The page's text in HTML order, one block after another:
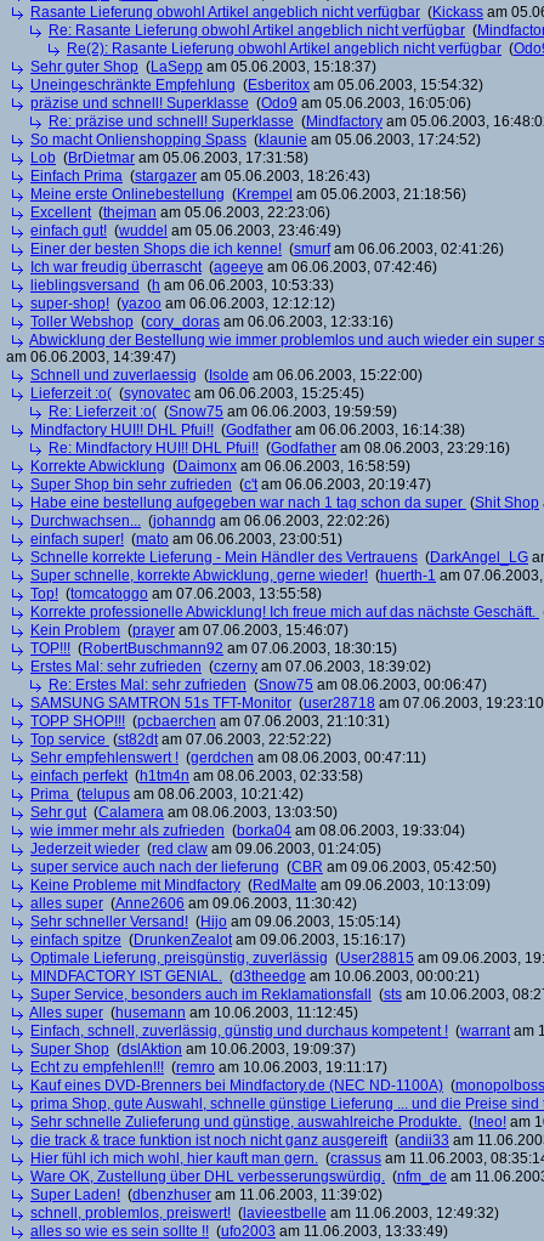
Rasante Lieferung obwohl Artikel angeblich nicht verfügbar (Kickass am
Re: Rasante Lieferung obwohl Artikel angeblich nicht verfügbar (
Re(2): Rasante Lieferung obwohl Artikel angeblich nicht verfügbar (
Sehr guter Shop (LaSepp am 05.06.2003, 15:18:37)
Uneingeschränkte Empfehlung (Esberitox am 05.06.2003, 15:54:32)
präzise und schnell! Superklasse (Odo9 am 05.06.2003, 16:05:06)
Re: präzise und schnell! Superklasse (Mindfactory am 05.06.2003,
So macht Onlienshopping Spass (klaunie am 05.06.2003, 17:24:52)
Lob (BrDietmar am 05.06.2003, 17:31:58)
Einfach Prima (stargazer am 05.06.2003, 18:26:43)
Meine erste Onlinebestellung (Krempel am 05.06.2003, 21:18:56)
Excellent(thejman am 05.06.2003, 22:23:06)
einfach gut! (wuddel am 05.06.2003, 23:46:49)
Einer der besten Shops die ich kenne! (smurfam 06.06.2003, 02:41:26)
Ich war freudig überrascht(ageeye am 06.06.2003, 07:42:46)
lieblingsversand (h am 06.06.2003, 10:53:33)
super-shop! (yazoo am 06.06.2003, 12:12:12)
Toller Webshop (cory_doras am 06.06.2003, 12:33:16)
Abwicklung der Bestellung wie immer problemlos und auch wieder ein
am 06.06.2003, 14:39:47)
Schnell und zuverlaessig ( Isolde am 06.06.2003, 15:22:00)
Lieferzeit :o( (synovatec am 06.06.2003, 15:25:45)
Re: Lieferzeit :o( (Snow75 am 06.06.2003, 19:59:59)
Mindfactory HUI!! DHL Pfui!! (Godfather am 06.06.2003, 16:14:38)
Re: Mindfactory HUI!! DHL Pfui!! (Godfather am 08.06.2003, 23:29:16)
Korrekte Abwicklung (Daimonx am 06.06.2003, 16:58:59)
Super Shop bin sehr zufrieden (c'tam 06.06.2003, 20:19:47)
Habe eine bestellung aufgegeben war nach 1 tag schon da super (Shit Shop
Durchwachsen... (johanndg am 06.06.2003, 22:02:26)
einfach super! (mato am 06.06.2003, 23:00:51)
Schnelle korrekte Lieferung - Mein Händler des Vertrauens (DarkAngel_LG
Super schnelle, korrekte Abwicklung, gerne wieder! (huerth-1 am
Top! (tomcatoggo am 07.06.2003, 13:55:58)
Korrekte professionelle Abwicklung! Ich freue mich auf das nächste Geschäft.
Kein Problem (prayer am 07.06.2003, 15:46:07)
TOP!!! (RobertBuschmann92 am 07.06.2003, 18:30:15)
Erstes Mal: sehr zufrieden (czerny am 07.06.2003, 18:39:02)
Re: Erstes Mal: sehr zufrieden (Snow75 am 08.06.2003, 00:06:47)
SAMSUNG SAMTRON 51s TFT-Monitor (user28718 am 07.06.2003,
TOPP SHOP!!! (pcbaerchen am 07.06.2003, 21:10:31)
Top service (st82dtam 07.06.2003, 22:52:22)
Sehr empfehlenswert ! (gerdchen am 08.06.2003, 00:47:11)
einfach perfekt(h1tm4n am 08.06.2003, 02:33:58)
Prima (telupus am 08.06.2003, 10:21:42)
Sehr gut(Calamera am 08.06.2003, 13:03:50)
wie immer mehr als zufrieden (borka04 am 08.06.2003, 19:33:04)
Jederzeit wieder (red claw am 09.06.2003, 01:24:05)
super service auch nach der lieferung (CBR am 09.06.2003, 05:42:50)
Keine Probleme mit Mindfactory (RedMalte am 09.06.2003, 10:13:09)
alles super (Anne2606 am 09.06.2003, 11:30:42)
Sehr schneller Versand! (Hijo am 09.06.2003, 15:05:14)
einfach spitze (DrunkenZealotam 09.06.2003, 15:16:17)
Optimale Lieferung, preisgünstig, zuverlässig (User28815 am 09.06.2003,
MINDFACTORY IST GENIAL. (d3theedge am 10.06.2003, 00:00:21)
Super Service, besonders auch im Reklamationsfall
(sts am 10.06.2003,
Alles super (husemann am 10.06.2003, 11:12:45)
Einfach, schnell, zuverlässig, günstig und durchaus kompetent ! (warrantam
Super Shop (dslAktion am 10.06.2003, 19:09:37)
Echt zu empfehlen!!! (remro am 10.06.2003, 19:11:17)
Kauf eines DVD-Brenners bei Mindfactory.de (NEC ND-1100A) (monopolboss
prima Shop, gute Auswahl, schnelle günstige Lieferung ... und die Preise sind
Sehr schnelle Zulieferung und günstige, auswahlreiche Produkte. (!neo! am
die track & trace funktion ist noch nicht ganz ausgereift(andii33 am
Hier fühl ich mich wohl, hier kauft man gern. (crassus am 11.06.2003,
Ware OK, Zustellung über DHL verbesserungswürdig. (nfm_de am
Super Laden! (dbenzhuser am 11.06.2003, 11:39:02)
schnell, problemlos, preiswert! ( lavieestbelle am 11.06.2003, 12:49:32)
alles so wie es sein sollte !! (ufo2003 am 11.06.2003, 13:33:49)